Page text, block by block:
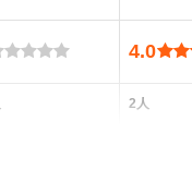
4.0
2人